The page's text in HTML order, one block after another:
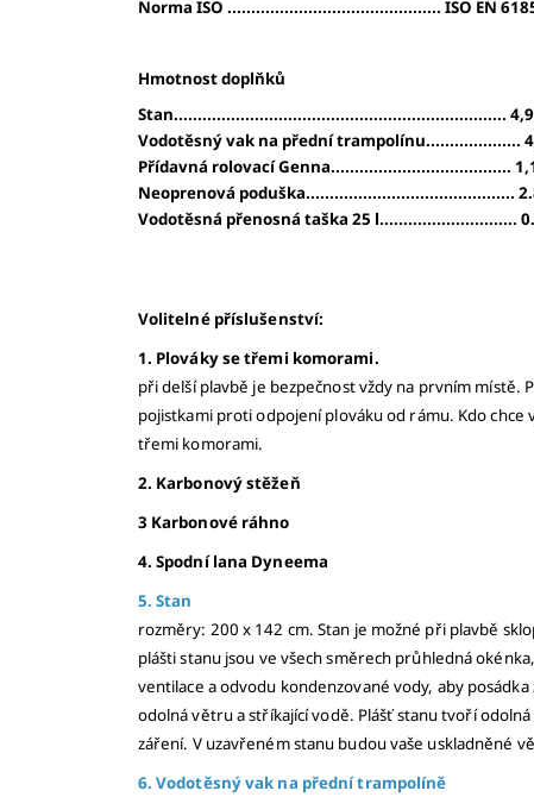
Norma ISO ............................................. ISO EN
Hmotnost doplňků
Stan......................................................................
Vodotěsný vak na přední trampolínu....................
Přídavná rolovací Genna......................................
Neoprenová poduška............................................
Vodotěsná přenosná taška 25 l.............................
Volitelné příslušenství:
1. Plováky se třemi komorami.
při delší plavbě je bezpečnost vždy na prvním
pojistkami proti odpojení plováku od rámu. Kdo
třemi komorami.
2. Karbonový stěžeň
3 Karbonové ráhno
4. Spodní lana Dyneema
5. Stan
rozměry: 200 x 142 cm. Stan je možné při plavbě
plášti stanu jsou ve všech směrech průhledná
ventilace a odvodu kondenzované vody, aby
odolná větru a stříkající vodě. Plášť stanu tvoří
záření. V uzavřeném stanu budou vaše uskladněné
6. Vodotěsný vak na přední trampolíně